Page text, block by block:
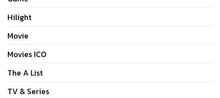
Hilight
Movie
Movies ICO
The A List
TV & Series